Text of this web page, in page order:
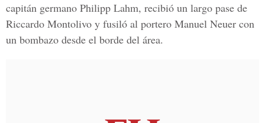
capitán germano Philipp Lahm, recibió un largo pase de
Riccardo Montolivo y fusiló al portero Manuel Neuer con
un bombazo desde el borde del área.